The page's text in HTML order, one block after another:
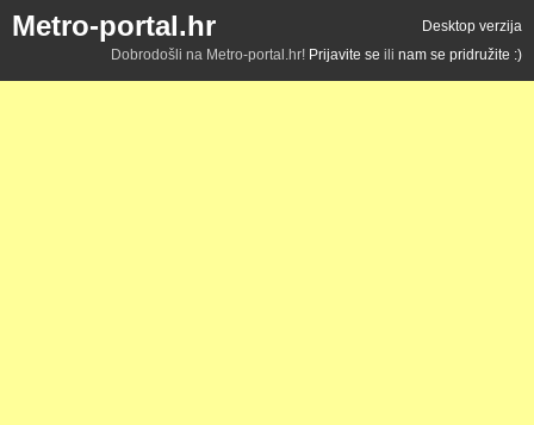
Metro-portal.hr
Desktop verzija
Dobrodošli na Metro-portal.hr! Prijavite se ili nam se pridružite :)